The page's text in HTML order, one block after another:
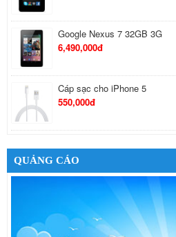
Google Nexus 7 32GB 3G
6,490,000đ
Cáp sạc cho iPhone 5
550,000đ
650,000đ
Tai nghe Stereo Sony MH710
410,000đ
QUẢNG CÁO